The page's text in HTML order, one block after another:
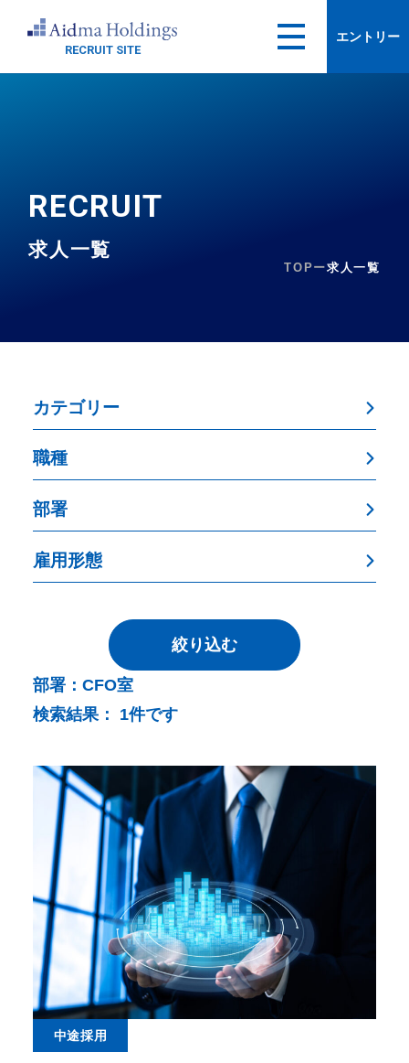
RECRUIT SITE
エントリー
RECRUIT
求人一覧
TOPー求人一覧
部署： CFO室
検索結果： 1件です
中途採用
カテゴリー
職種
部署
雇用形態
絞り込む